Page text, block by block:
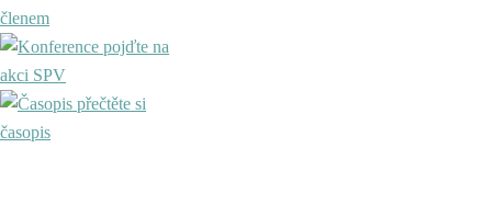
členem
pojďte na
akci SPV
přečtěte si
časopis